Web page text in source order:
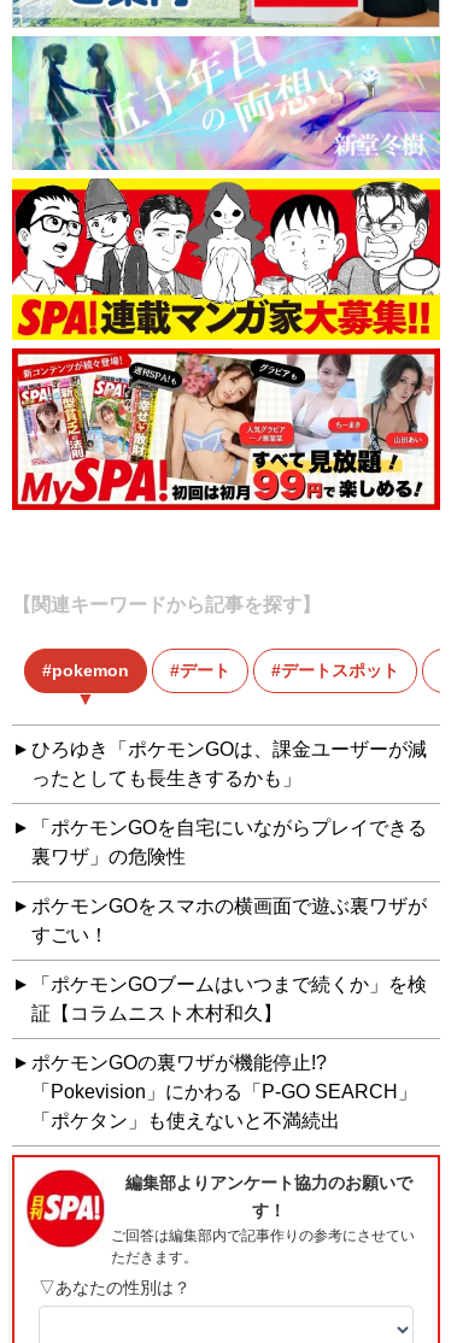
【関連キーワードから記事を探す】
pokemon デート デートスポット
ひろゆき「ポケモンGOは、課金ユーザーが減
ったとしても長生きするかも」
「ポケモンGOを自宅にいながらプレイできる
裏ワザ」の危険性
ポケモンGOをスマホの横画面で遊ぶ裏ワザが
すごい！
「ポケモンGOブームはいつまで続くか」を検
証【コラムニスト木村和久】
ポケモンGOの裏ワザが機能停止!?
「Pokevision」にかわる「P-GO SEARCH」
「ポケタン」も使えないと不満続出